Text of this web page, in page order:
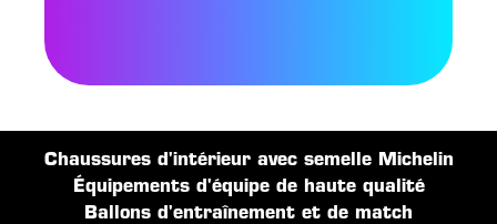
Chaussures d'intérieur avec semelle Michelin
Équipements d'équipe de haute qualité
Ballons d'entraînement et de match